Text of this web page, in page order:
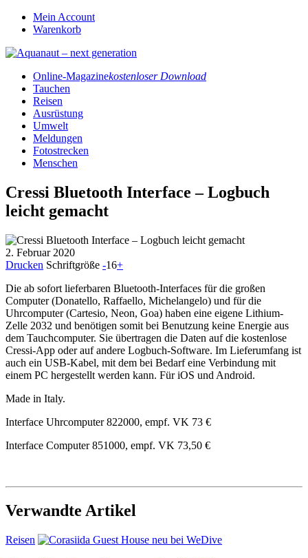
Mein Account
Warenkorb
Online-Magazinekostenloser Download
Tauchen
Reisen
Ausrüstung
Umwelt
Meldungen
Fotostrecken
Menschen
Cressi Bluetooth Interface – Logbuch
leicht gemacht
2. Februar 2020
Drucken Schriftgröße -16+
Die ab sofort lieferbaren Bluetooth-Interfaces für die großen
Computer (Donatello, Raffaello, Michelangelo) und für die
Uhrcomputer (Cartesio, Neon, Goa) haben eine eigene Lithium-
Zelle 2032 und benötigen somit bei Benutzung keine Energie aus
dem Tauchcomputer. Sie übertragen die Daten auf die kostenlose
Cressi-App oder auf andere Logbuch-Software. Im Lieferumfang ist
auch ein USB-Kabel, mit dem bei Bedarf eine Verbindung mit
einem PC hergestellt werden kann. Für iOS und Android.
Made in Italy.
Interface Uhrcomputer 822000, empf. VK 73 €
Interface Computer 851000, empf. VK 73,50 €
Verwandte Artikel
Reisen